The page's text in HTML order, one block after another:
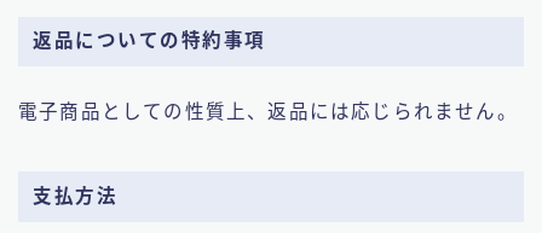
返品についての特約事項
電子商品としての性質上、返品には応じられません。
支払方法